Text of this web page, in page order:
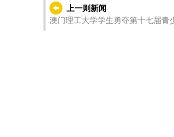
上一则新闻
澳门理工大学学生勇夺第十七届青